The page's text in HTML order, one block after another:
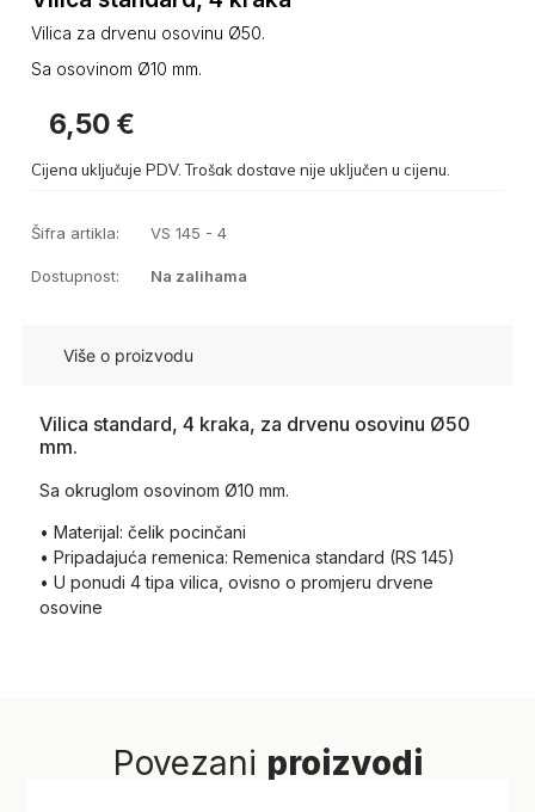
Vilica za drvenu osovinu Ø50.
Sa osovinom Ø10 mm.
6,50 €
Cijena uključuje PDV. Trošak dostave nije uključen u cijenu.
Šifra artikla: VS 145 - 4
Dostupnost: Na zalihama
Više o proizvodu
Vilica standard, 4 kraka, za drvenu osovinu Ø50
mm.
Sa okruglom osovinom Ø10 mm.
• Materijal: čelik pocinčani
• Pripadajuća remenica: Remenica standard (RS 145)
• U ponudi 4 tipa vilica, ovisno o promjeru drvene
osovine
Povezani proizvodi